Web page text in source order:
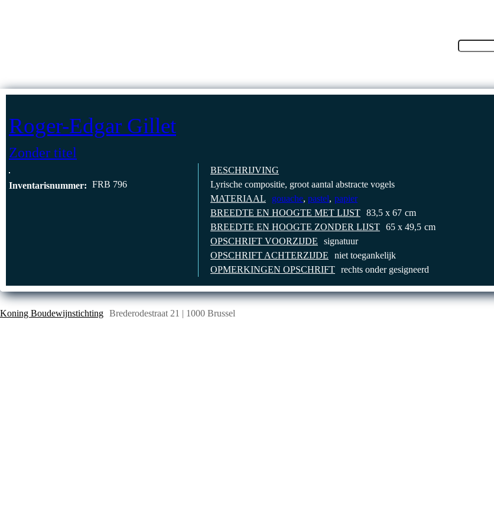
Roger-Edgar Gillet
Zonder titel
Inventarisnummer: FRB 796
BESCHRIJVING
Lyrische compositie, groot aantal abstracte vogels
MATERIAAL
gouache, pastel, papier
BREEDTE EN HOOGTE MET LIJST 83,5 x 67 cm
BREEDTE EN HOOGTE ZONDER LIJST 65 x 49,5 cm
OPSCHRIFT VOORZIJDE
signatuur
OPSCHRIFT ACHTERZIJDE
niet toegankelijk
OPMERKINGEN OPSCHRIFT rechts onder gesigneerd
Koning Boudewijnstichting Brederodestraat 21 | 1000 Brussel